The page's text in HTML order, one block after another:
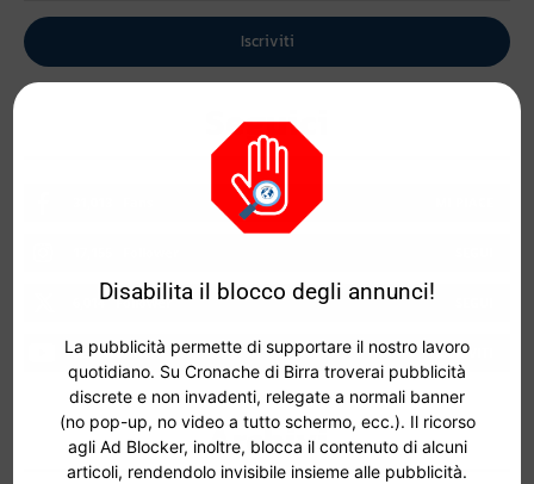
Iscriviti
Seguici
6,014 Follower
323 Iscritti ISCRIVITI
Archivi
Disabilita il blocco degli annunci!
La pubblicità permette di supportare il nostro lavoro
quotidiano. Su Cronache di Birra troverai pubblicità
discrete e non invadenti, relegate a normali banner
(no pop-up, no video a tutto schermo, ecc.). Il ricorso
agli Ad Blocker, inoltre, blocca il contenuto di alcuni
articoli, rendendolo invisibile insieme alle pubblicità.